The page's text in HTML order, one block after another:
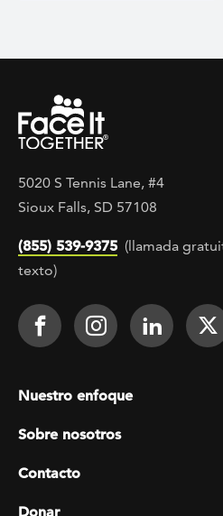
5020 S Tennis Lane, #4
Sioux Falls, SD 57108
(855) 539-9375 (llamada
texto)
Footer Social
Face ItFace ItFace
Footer menu
Nuestro enfoque
Sobre nosotros
Contacto
Donar